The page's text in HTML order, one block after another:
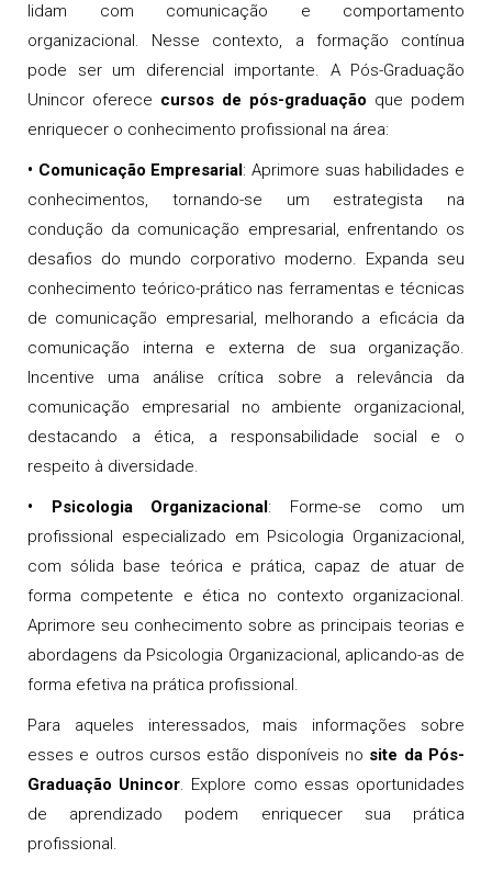
lidam com comunicação e comportamento
organizacional. Nesse contexto, a formação contínua
pode ser um diferencial importante. A Pós-Graduação
Unincor oferece cursos de pós-graduação que podem
enriquecer o conhecimento profissional na área:
• Comunicação Empresarial: Aprimore suas habilidades e
conhecimentos, tornando-se um estrategista na
condução da comunicação empresarial, enfrentando os
desafios do mundo corporativo moderno. Expanda seu
conhecimento teórico-prático nas ferramentas e técnicas
de comunicação empresarial, melhorando a eficácia da
comunicação interna e externa de sua organização.
Incentive uma análise crítica sobre a relevância da
comunicação empresarial no ambiente organizacional,
destacando a ética, a responsabilidade social e o
respeito à diversidade.
• Psicologia Organizacional: Forme-se como um
profissional especializado em Psicologia Organizacional,
com sólida base teórica e prática, capaz de atuar de
forma competente e ética no contexto organizacional.
Aprimore seu conhecimento sobre as principais teorias e
abordagens da Psicologia Organizacional, aplicando-as de
forma efetiva na prática profissional.
Para aqueles interessados, mais informações sobre
esses e outros cursos estão disponíveis no site da Pós-
Graduação Unincor. Explore como essas oportunidades
de aprendizado podem enriquecer sua prática
profissional.